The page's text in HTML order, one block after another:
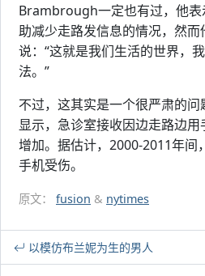
Brambrough一定也有过，他表
助减少走路发信息的情况，然
说：“这就是我们生活的世界，
法。”
不过，这其实是一个很严肃的
显示，急诊室接收因边走路边
增加。据估计，2000-2011年间
手机受伤。
原文： fusion & nytimes
以模仿布兰妮为生的男人